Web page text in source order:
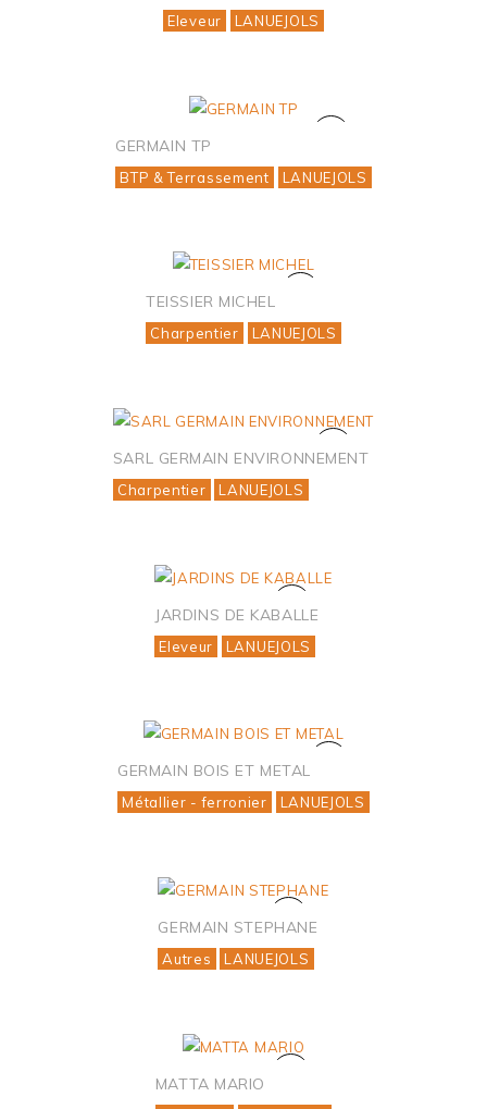
Eleveur LANUEJOLS
GERMAIN TP
BTP & Terrassement LANUEJOLS
TEISSIER MICHEL
Charpentier LANUEJOLS
SARL GERMAIN ENVIRONNEMENT
Charpentier LANUEJOLS
JARDINS DE KABALLE
Eleveur LANUEJOLS
GERMAIN BOIS ET METAL
Métallier - ferronier LANUEJOLS
GERMAIN STEPHANE
Autres LANUEJOLS
MATTA MARIO